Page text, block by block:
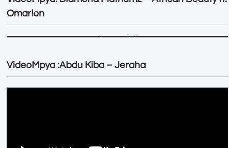
Omarion
VideoMpya :Abdu Kiba – Jeraha